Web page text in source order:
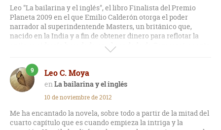
Leo "La bailarina y el inglés", el libro Finalista del Premio
Planeta 2009 en el que Emilio Calderón otorga el poder
narrador al superindentende Masters, un británico que,
nacido en la India y a fin de obtener dinero para reflotar la
antigua sidrería heredada en el condado de Somerset, acepta
el encargo de relatar "los turbios sucesos" que tuvieron lugar
en la frontera indo-birmana en la primavera-verano de 1944.
Así, con un conocimiento experto de la zona hindú del golfo
de Bengala y del Delta del Yamuna; de los avatares políticos
de la invasión de Birmania por Japón, del dominio británico,
de la ilegalización del partido del congreso y de los
movimientos efectuados por líderes nacionalistas como
Bosé, Gandhi y Nehru; de los libros sobre la India escritos por
Leo C. Moya
La bailarina y el inglés
9
10 de noviembre de 2012
Me ha encantado la novela, sobre todo a partir de la mitad del
cuarto capítulo que es cuando empieza la intriga y la